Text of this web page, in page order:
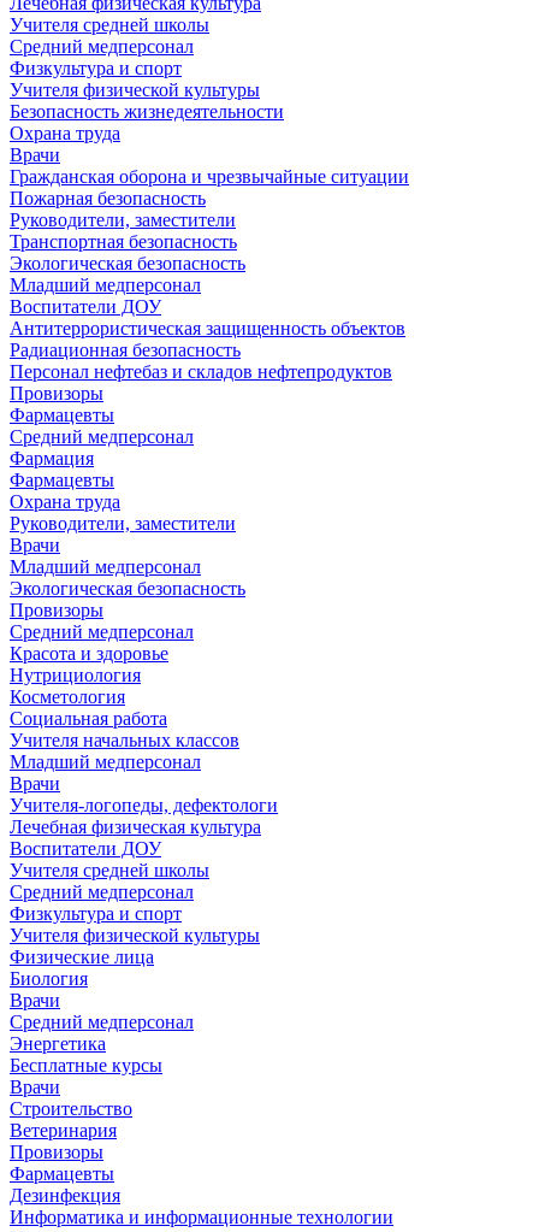
Учителя средней школы
Средний медперсонал
Физкультура и спорт
Учителя физической культуры
Безопасность жизнедеятельности
Охрана труда
Врачи
Гражданская оборона и чрезвычайные ситуации
Пожарная безопасность
Руководители, заместители
Транспортная безопасность
Экологическая безопасность
Младший медперсонал
Воспитатели ДОУ
Антитеррористическая защищенность объектов
Радиационная безопасность
Персонал нефтебаз и складов нефтепродуктов
Провизоры
Фармацевты
Средний медперсонал
Фармация
Фармацевты
Охрана труда
Руководители, заместители
Врачи
Младший медперсонал
Экологическая безопасность
Провизоры
Средний медперсонал
Красота и здоровье
Нутрициология
Косметология
Социальная работа
Учителя начальных классов
Младший медперсонал
Врачи
Учителя-логопеды, дефектологи
Лечебная физическая культура
Воспитатели ДОУ
Учителя средней школы
Средний медперсонал
Физкультура и спорт
Учителя физической культуры
Физические лица
Биология
Врачи
Средний медперсонал
Энергетика
Бесплатные курсы
Врачи
Строительство
Ветеринария
Провизоры
Фармацевты
Дезинфекция
Информатика и информационные технологии